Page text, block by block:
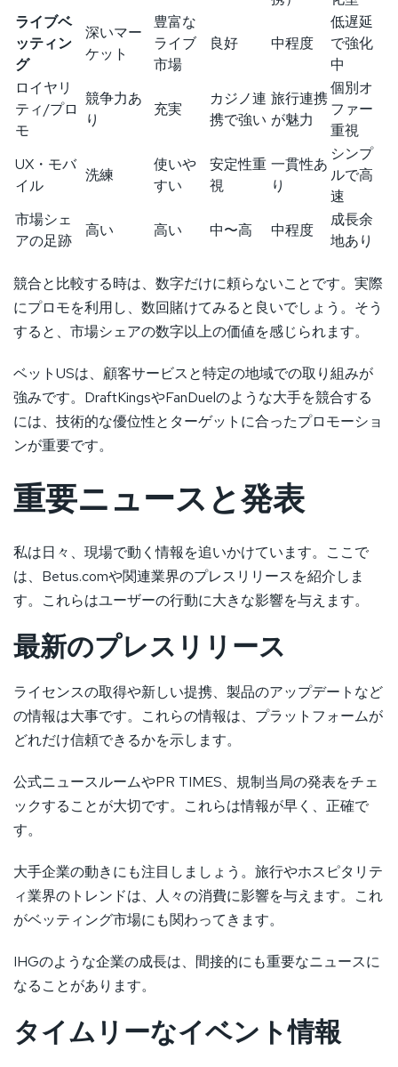
ライブベ
ッティン
グ
深いマー
ケット
豊富な
ライブ
市場
良好 中程度
低遅延
で強化
中
ロイヤリ
ティ/プロ
モ
競争力あ
り
充実
カジノ連
携で強い
旅行連携
が魅力
個別オ
ファー
重視
UX・モバ
イル
洗練
使いや
すい
安定性重
視
一貫性あ
り
シンプ
ルで高
速
市場シェ
アの足跡
高い 高い 中〜高 中程度
成長余
地あり
競合と比較する時は、数字だけに頼らないことです。実際
にプロモを利用し、数回賭けてみると良いでしょう。そう
すると、市場シェアの数字以上の価値を感じられます。
ベットUSは、顧客サービスと特定の地域での取り組みが
強みです。DraftKingsやFanDuelのような大手を競合する
には、技術的な優位性とターゲットに合ったプロモーショ
ンが重要です。
重要ニュースと発表
私は日々、現場で動く情報を追いかけています。ここで
は、Betus.comや関連業界のプレスリリースを紹介しま
す。これらはユーザーの行動に大きな影響を与えます。
最新のプレスリリース
ライセンスの取得や新しい提携、製品のアップデートなど
の情報は大事です。これらの情報は、プラットフォームが
どれだけ信頼できるかを示します。
公式ニュースルームやPR TIMES、規制当局の発表をチェ
ックすることが大切です。これらは情報が早く、正確で
す。
大手企業の動きにも注目しましょう。旅行やホスピタリテ
ィ業界のトレンドは、人々の消費に影響を与えます。これ
がベッティング市場にも関わってきます。
IHGのような企業の成長は、間接的にも重要なニュースに
なることがあります。
タイムリーなイベント情報